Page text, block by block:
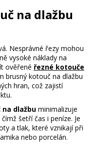
na dlažbu
Nesprávné řezy mohou
vysoké náklady na
ověřené řezné kotouče
brusný kotouč na dlažbu
hran, což zajistí
dlažbu minimalizuje
šetří čas i peníze. Je
a tlak, které vznikají při
nebo porcelán.